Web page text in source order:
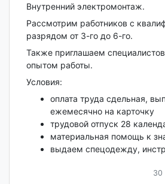
Внутренний электромонтаж.
Рассмотрим работников с
разрядом от 3-го до 6-го.
Также приглашаем
опытом работы.
Условия:
оплата труда сдельная,
ежемесячно на карточку
трудовой отпуск 28
материальная помощь к
выдаем спецодежду,
30